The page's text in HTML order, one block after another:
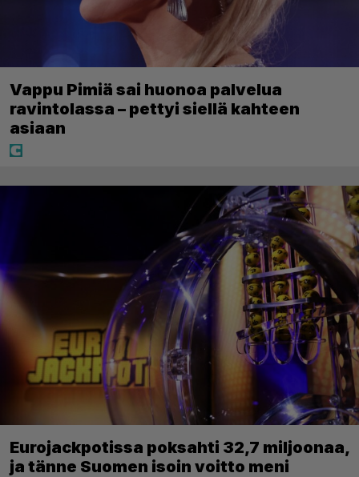
Vappu Pimiä sai huonoa palvelua
ravintolassa – pettyi siellä kahteen
asiaan
Eurojackpotissa poksahti 32,7 miljoonaa,
ja tänne Suomen isoin voitto meni